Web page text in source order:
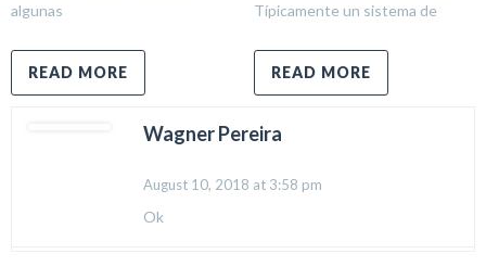
algunas
READ MORE
Típicamente un sistema de
READ MORE
Wagner Pereira
August 10, 2018 at 3:58 pm
Ok